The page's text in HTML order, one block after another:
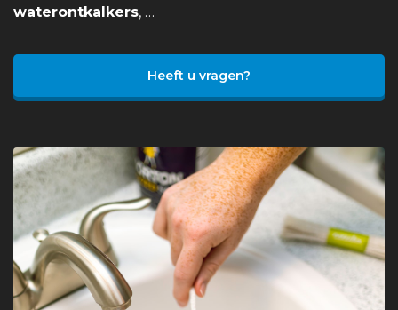
waterontkalkers, …
Heeft u vragen?